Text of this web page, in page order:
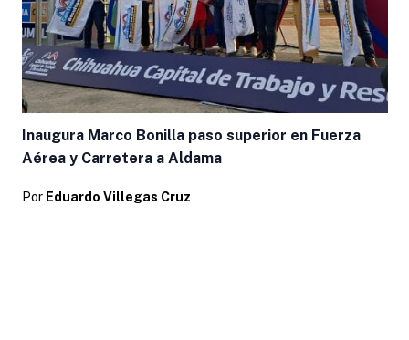
Inaugura Marco Bonilla paso superior en Fuerza
Aérea y Carretera a Aldama
Por Eduardo Villegas Cruz